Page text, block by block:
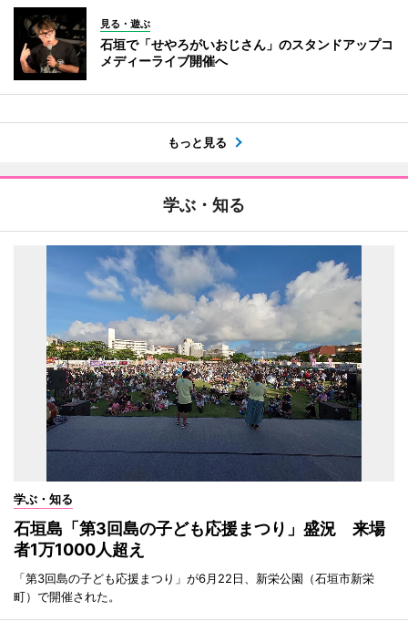
見る・遊ぶ
石垣で「せやろがいおじさん」のスタンドアップコ
メディーライブ開催へ
もっと見る
学ぶ・知る
学ぶ・知る
石垣島「第3回島の子ども応援まつり」盛況 来場
者1万1000人超え
「第3回島の子ども応援まつり」が6月22日、新栄公園（石垣市新栄
町）で開催された。